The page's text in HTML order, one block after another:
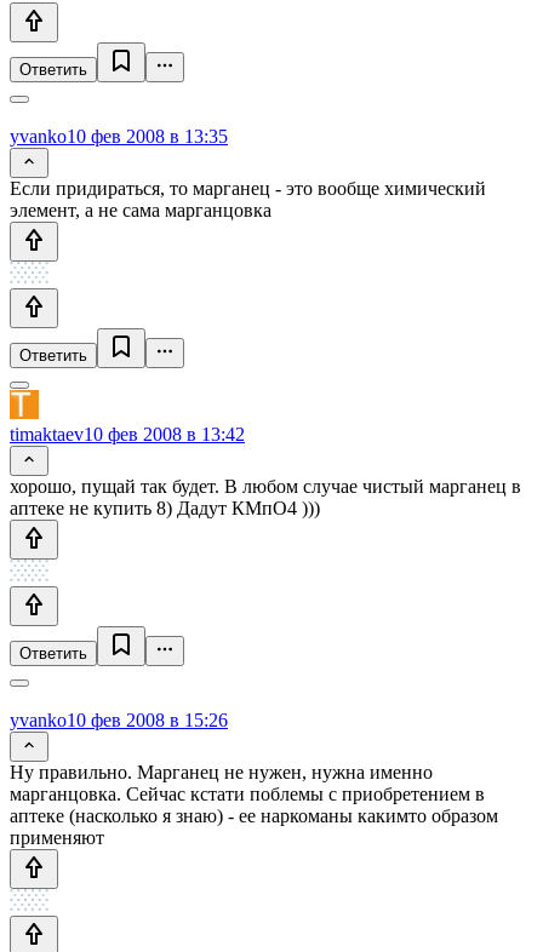
Ответить
yvanko10 фев 2008 в 13:35
Если придираться, то марганец - это вообще химический
элемент, а не сама марганцовка
Ответить
timaktaev10 фев 2008 в 13:42
хорошо, пущай так будет. В любом случае чистый марганец в
аптеке не купить 8) Дадут КМпО4 )))
Ответить
yvanko10 фев 2008 в 15:26
Ну правильно. Марганец не нужен, нужна именно
марганцовка. Сейчас кстати поблемы с приобретением в
аптеке (насколько я знаю) - ее наркоманы какимто образом
применяют